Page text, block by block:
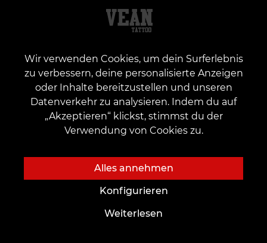
Über uns
Über uns
Tattoo-Studio
Für Kunden
Karten und Boni
Preisliste
FAQ
Wir verwenden Cookies, um dein Surferlebnis
zu verbessern, deine personalisierte Anzeigen
oder Inhalte bereitzustellen und unseren
Datenverkehr zu analysieren. Indem du auf
„Akzeptieren“ klickst, stimmst du der
Verwendung von Cookies zu.
Alles annehmen
Konfigurieren
Weiterlesen